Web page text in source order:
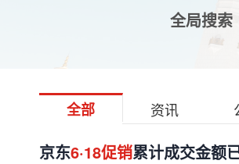
全局搜索
全部 资讯
京东6·18促销累计成交金额